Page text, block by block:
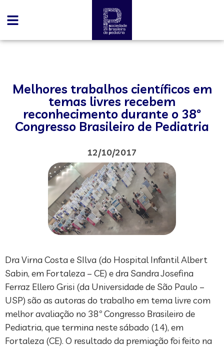
Melhores trabalhos científicos em
temas livres recebem
reconhecimento durante o 38º
Congresso Brasileiro de Pediatria
12/10/2017
Dra Virna Costa e SIlva (do Hospital Infantil Albert
Sabin, em Fortaleza – CE) e dra Sandra Josefina
Ferraz Ellero Grisi (da Universidade de São Paulo –
USP) são as autoras do trabalho em tema livre com
melhor avaliação no 38º Congresso Brasileiro de
Pediatria, que termina neste sábado (14), em
Fortaleza (CE). O resultado da premiação foi feito na